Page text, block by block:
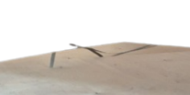
мм х 1220